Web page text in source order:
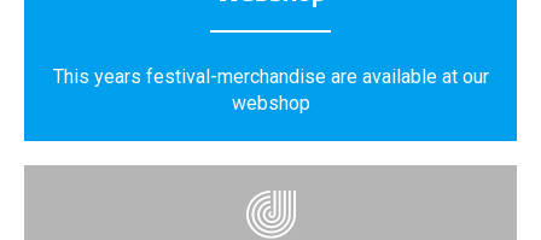
This years festival-merchandise are available at our
webshop